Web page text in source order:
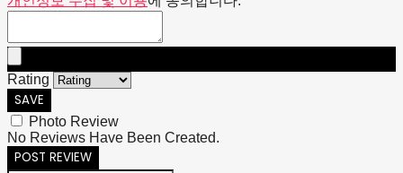
Rating
SAVE
Photo Review
No Reviews Have Been Created.
POST REVIEW